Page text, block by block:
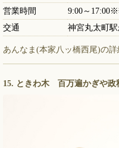
営業時間
9:00～
交通
神宮丸太町駅
あんなま(本家八ッ橋西尾)の詳
15. ときわ木 百万遍かぎや政